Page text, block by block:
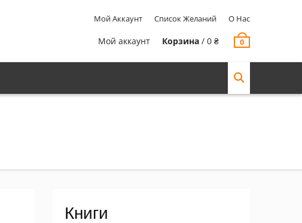
Мой Аккаунт Список Желаний О Нас
Мой аккаунт Корзина / 0 ₴ 0
Книги